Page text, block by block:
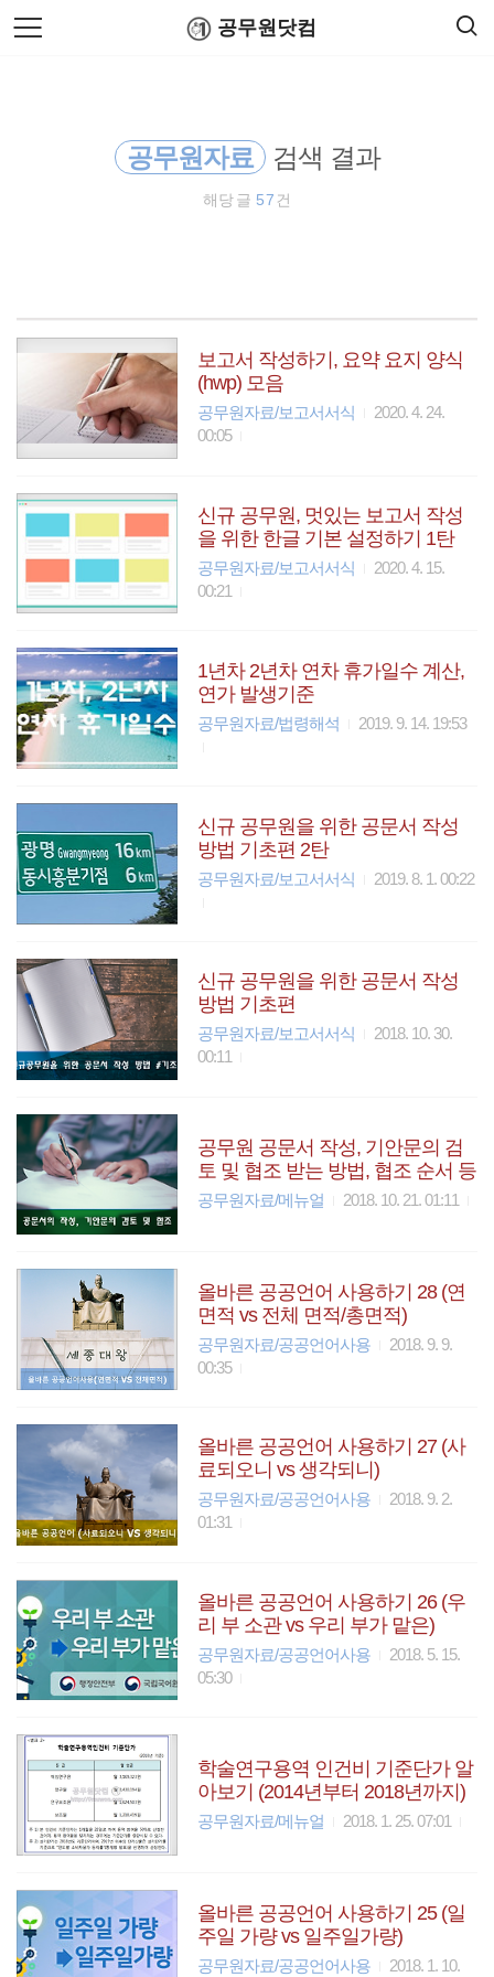
본
문
공무원닷컴
공무원자료 검색 결과
해당 글 57 건
보고서 작성하기, 요약 요지 양식
(hwp) 모음
공무원자료/보고서서식
2020. 4. 24.
00:05
신규 공무원, 멋있는 보고서 작성
을 위한 한글 기본 설정하기 1탄
공무원자료/보고서서식
2020. 4. 15.
00:21
1년차 2년차 연차 휴가일수 계산,
연가 발생기준
공무원자료/법령해석 2019. 9. 14. 19:53
신규 공무원을 위한 공문서 작성
방법 기초편 2탄
공무원자료/보고서서식 2019. 8. 1. 00:22
신규 공무원을 위한 공문서 작성
방법 기초편
공무원자료/보고서서식
2018. 10. 30.
00:11
공무원 공문서 작성, 기안문의 검
토 및 협조 받는 방법, 협조 순서 등
공무원자료/메뉴얼 2018. 10. 21. 01:11
올바른 공공언어 사용하기 28 (연
면적 vs 전체 면적/총면적)
공무원자료/공공언어사용
2018. 9. 9.
00:35
올바른 공공언어 사용하기 27 (사
료되오니 vs 생각되니)
공무원자료/공공언어사용
2018. 9. 2.
01:31
올바른 공공언어 사용하기 26 (우
리 부 소관 vs 우리 부가 맡은)
공무원자료/공공언어사용
2018. 5. 15.
05:30
학술연구용역 인건비 기준단가 알
아보기 (2014년부터 2018년까지)
공무원자료/메뉴얼 2018. 1. 25. 07:01
올바른 공공언어 사용하기 25 (일
주일 가량 vs 일주일가량)
공무원자료/공공언어사용 2018. 1. 10.
검
색
세액공제
최저임금
공무원 봉급